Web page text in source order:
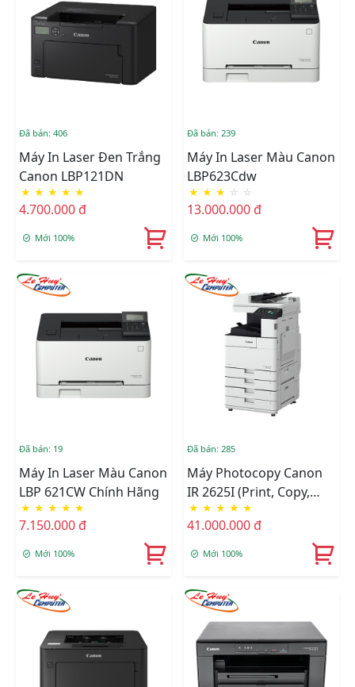
Đã bán: 406
Máy In Laser Đen Trắng
Canon LBP121DN
★ ★ ★ ★ ★
4.700.000 đ
Mới 100%
Đã bán: 239
Máy In Laser Màu Canon
LBP623Cdw
★ ★ ★ ☆ ☆
13.000.000 đ
Mới 100%
Đã bán: 19
Máy In Laser Màu Canon
LBP 621CW Chính Hãng
★ ★ ★ ★ ★
7.150.000 đ
Mới 100%
Đã bán: 285
Máy Photocopy Canon
IR 2625I (Print, Copy,
Scan, Send And Optional
Fax)
★ ★ ★ ★ ★
41.000.000 đ
Mới 100%